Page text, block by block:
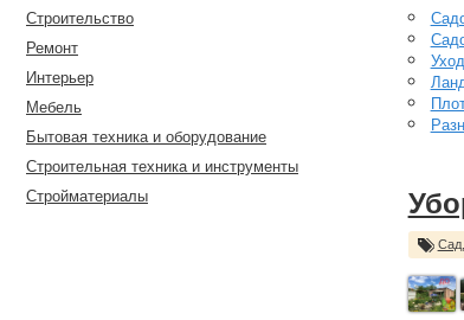
Строительство
Ремонт
Интерьер
Мебель
Бытовая техника и оборудование
Строительная техника и инструменты
Стройматериалы